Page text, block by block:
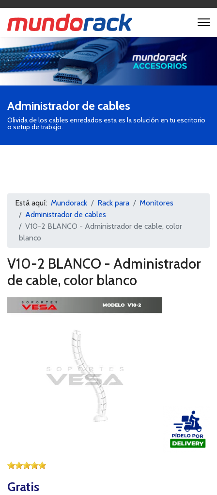
Administrador de cables
Olivida de los cables enredados esta es la solución en tu escritorio
o setup de trabajo.
Está aquí: Mundorack Rack para
Monitores
Administrador de cables
V10-2 BLANCO - Administrador de cable, color
blanco
V10-2 BLANCO - Administrador
de cable, color blanco
Gratis